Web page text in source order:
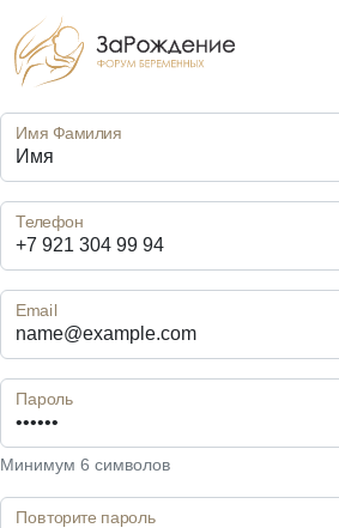
Имя Фамилия
Телефон
Email
Пароль
Минимум 6 символов
Повторите пароль